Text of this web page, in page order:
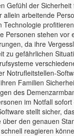
Gefühl der Sicherheit
allein arbeitende
Technologie
Personen stehen vor
da ihre
zu gefährlichen
Notrufleitstellen-
Familien
des
im Notfall
stellt sicher,
den genauen
reagieren